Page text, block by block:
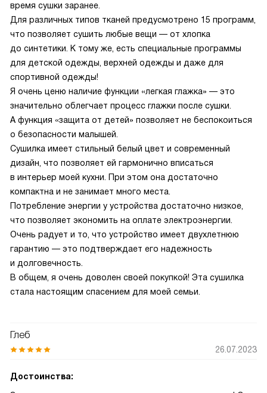
время сушки заранее.
Для различных типов тканей предусмотрено 15 программ,
что позволяет сушить любые вещи — от хлопка
до синтетики. К тому же, есть специальные программы
для детской одежды, верхней одежды и даже для
спортивной одежды!
Я очень ценю наличие функции «легкая глажка» — это
значительно облегчает процесс глажки после сушки.
А функция «защита от детей» позволяет не беспокоиться
о безопасности малышей.
Сушилка имеет стильный белый цвет и современный
дизайн, что позволяет ей гармонично вписаться
в интерьер моей кухни. При этом она достаточно
компактна и не занимает много места.
Потребление энергии у устройства достаточно низкое,
что позволяет экономить на оплате электроэнергии.
Очень радует и то, что устройство имеет двухлетнюю
гарантию — это подтверждает его надежность
и долговечность.
В общем, я очень доволен своей покупкой! Эта сушилка
стала настоящим спасением для моей семьи.
Глеб
26.07.2023
Достоинства: